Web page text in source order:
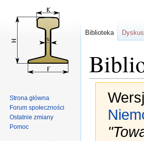
Biblioteka
Strona główna
Forum społeczności
Ostatnie zmiany
Pomoc